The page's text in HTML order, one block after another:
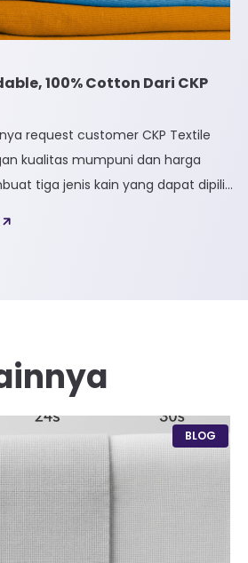
100% Cotton Dari CKP
request customer CKP Textile
kualitas mumpuni dan harga
tiga jenis kain yang dapat dipilih
100% cotton. Softcel juga sering
BLOG